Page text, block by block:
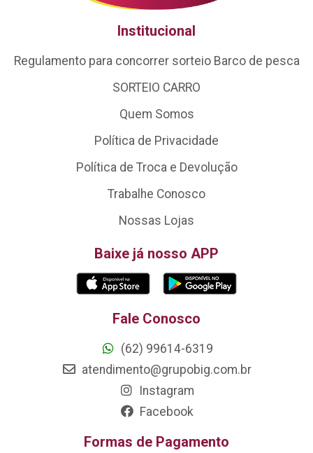
Institucional
Regulamento para concorrer sorteio Barco de pesca
SORTEIO CARRO
Quem Somos
Política de Privacidade
Política de Troca e Devolução
Trabalhe Conosco
Nossas Lojas
Baixe já nosso APP
Fale Conosco
(62) 99614-6319
atendimento@grupobig.com.br
Instagram
Facebook
Formas de Pagamento